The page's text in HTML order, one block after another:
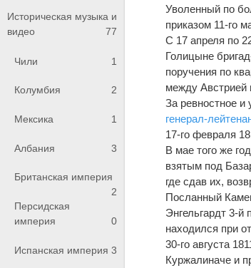
Историческая музыка и
видео
77
Чили 1
Колумбия 2
Мексика 1
Албания 3
Британская империя
2
Персидская
империя
0
Испанская империя 3
Уволенный по
приказом 11-го
С 17 апреля по
Голицыне
поручения по
между Австрией
За ревностное и
генерал-
17-го февраля
В мае того же
взятым под
где сдав их,
Посланный
Энгельгардт 3-
находился при
30-го августа
Куржалиначе и